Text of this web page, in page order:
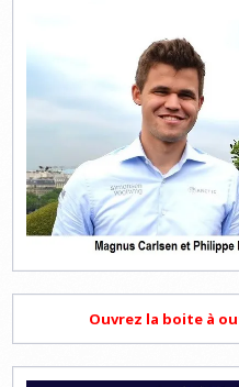
Ouvrez la boite à